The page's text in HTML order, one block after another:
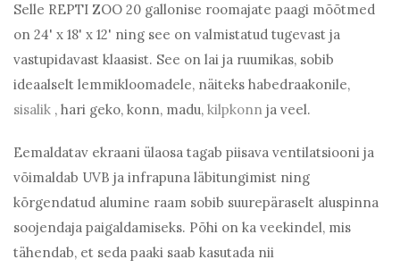
Selle REPTI ZOO 20 gallonise roomajate paagi mõõtmed
on 24' x 18' x 12' ning see on valmistatud tugevast ja
vastupidavast klaasist. See on lai ja ruumikas, sobib
ideaalselt lemmikloomadele, näiteks habedraakonile,
sisalik , hari geko, konn, madu, kilpkonn ja veel.
Eemaldatav ekraani ülaosa tagab piisava ventilatsiooni ja
võimaldab UVB ja infrapuna läbitungimist ning
kõrgendatud alumine raam sobib suurepäraselt aluspinna
soojendaja paigaldamiseks. Põhi on ka veekindel, mis
tähendab, et seda paaki saab kasutada nii